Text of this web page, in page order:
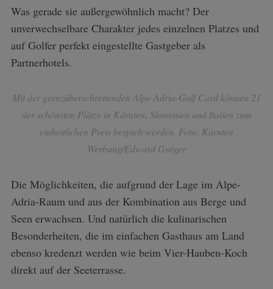
Was gerade sie außergewöhnlich macht? Der
unverwechselbare Charakter jedes einzelnen Platzes und
auf Golfer perfekt eingestellte Gastgeber als
Partnerhotels.
Mit der grenzüberschreitenden Alpe-Adria-Golf Card können 21
der schönsten Plätze in Kärnten, Slowenien und Italien zum
einheitlichen Preis bespielt werden. Foto: Kärnten
Werbung/Edward Gröger
Die Möglichkeiten, die aufgrund der Lage im Alpe-
Adria-Raum und aus der Kombination aus Berge und
Seen erwachsen. Und natürlich die kulinarischen
Besonderheiten, die im einfachen Gasthaus am Land
ebenso kredenzt werden wie beim Vier-Hauben-Koch
direkt auf der Seeterrasse.